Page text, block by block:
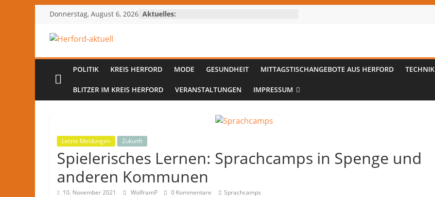
Zum
springen
Donnerstag, August 6, 2026 Aktuelles:
Herford-
aktuell
Herford
und
dem
Kreis
Herford
POLITIK KREIS HERFORD MODE GESUNDHEIT MITTAGSTISCHANGEBOTE AUS HERFORD TECHNIK
BLITZER IM KREIS HERFORD VERANSTALTUNGEN IMPRESSUM
Letzte Meldungen Zukunft
Spielerisches Lernen: Sprachcamps in Spenge und
anderen Kommunen
10. November 2021 WolframP 0 Kommentare Sprachcamps